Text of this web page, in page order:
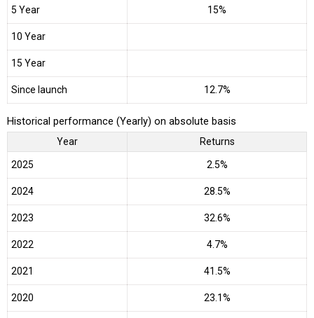
5 Year 15%
10 Year
15 Year
Since launch 12.7%
Historical performance (Yearly) on absolute basis
Year Returns
2025 2.5%
2024 28.5%
2023 32.6%
2022 4.7%
2021 41.5%
2020 23.1%